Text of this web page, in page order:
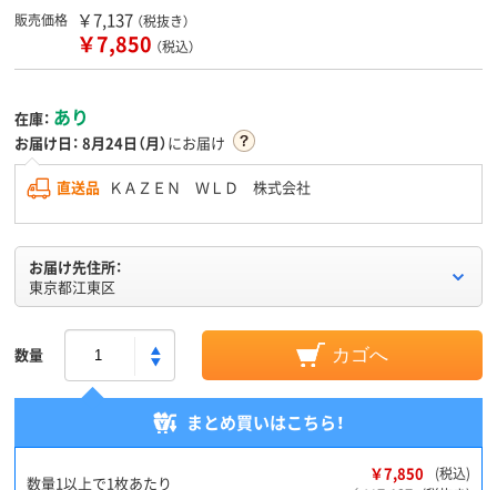
販売価格 ￥7,137 （税抜き）
￥7,850 （税込）
在庫： あり
お届け日： 8月24日（月）にお届け
直送品 ＫＡＺＥＮ ＷＬＤ 株式会社
お届け先住所：
東京都江東区
数量 カゴへ
まとめ買いはこちら！
数量1以上で1枚あたり ￥7,850
(税込)